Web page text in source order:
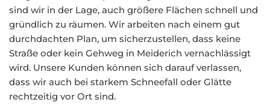
sind wir in der Lage, auch größere Flächen schnell und
gründlich zu räumen. Wir arbeiten nach einem gut
durchdachten Plan, um sicherzustellen, dass keine
Straße oder kein Gehweg in Meiderich vernachlässigt
wird. Unsere Kunden können sich darauf verlassen,
dass wir auch bei starkem Schneefall oder Glätte
rechtzeitig vor Ort sind.